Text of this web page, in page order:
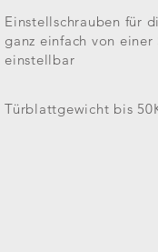
Einstellschrauben für
ganz einfach von einer
einstellbar
Türblattgewicht bis